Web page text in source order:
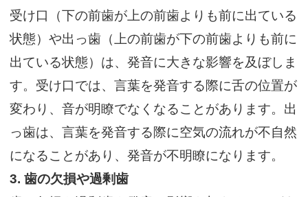
受け口（下の前歯が上の前歯よりも前に出ている
状態）や出っ歯（上の前歯が下の前歯よりも前に
出ている状態）は、発音に大きな影響を及ぼしま
す。受け口では、言葉を発音する際に舌の位置が
変わり、音が明瞭でなくなることがあります。出
っ歯は、言葉を発音する際に空気の流れが不自然
になることがあり、発音が不明瞭になります。
3. 歯の欠損や過剰歯